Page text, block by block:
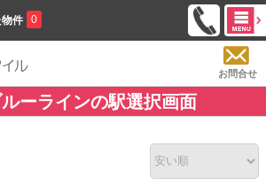
件 0
お問合せ
ーラインの駅選択画面